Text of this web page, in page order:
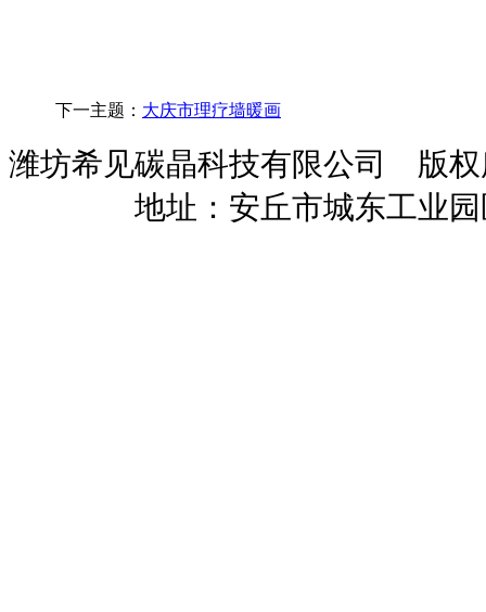
下一主题： 大庆市理疗墙暖画
潍坊希见碳晶科技有限公司
地址：安丘市城东工业